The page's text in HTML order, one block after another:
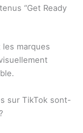
“Get Ready
marques
sur TikTok sont-